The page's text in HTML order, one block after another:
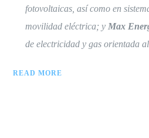
fotovoltaicas, así como en
movilidad eléctrica; y Max
de electricidad y gas orientada
READ MORE